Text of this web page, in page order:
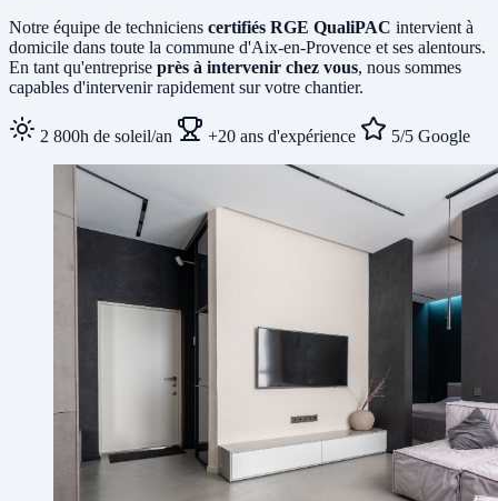
Notre équipe de techniciens certifiés RGE QualiPAC intervient à
domicile dans toute la commune d'Aix-en-Provence et ses alentours.
En tant qu'entreprise près à intervenir chez vous, nous sommes
capables d'intervenir rapidement sur votre chantier.
2 800h de soleil/an +20 ans d'expérience 5/5 Google